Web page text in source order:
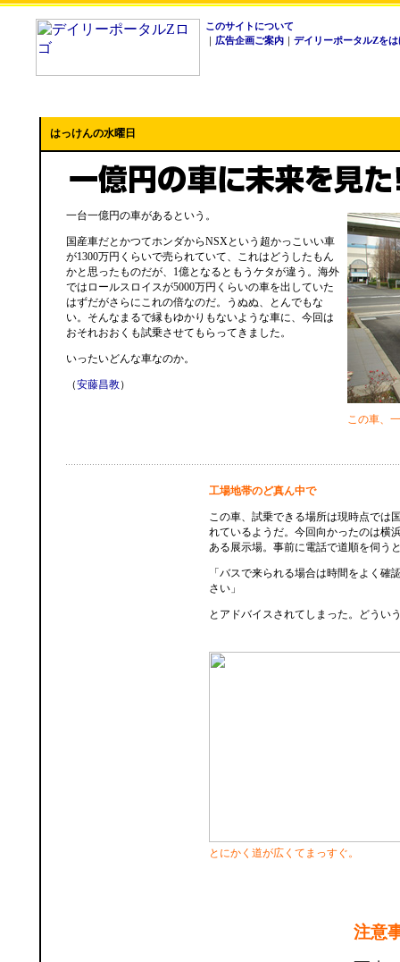
このサイトについて
｜ 広告企画ご案内 ｜ デイリーポータルZを
はっけんの水曜日
この車、
一台一億円の車があるという。
国産車だとかつてホンダからNSXという超かっこいい車
が1300万円くらいで売られていて、これはどうしたもん
かと思ったものだが、1億となるともうケタが違う。海外
ではロールスロイスが5000万円くらいの車を出していた
はずだがさらにこれの倍なのだ。うぬぬ、とんでもな
い。そんなまるで縁もゆかりもないような車に、今回は
おそれおおくも試乗させてもらってきました。
いったいどんな車なのか。
（安藤昌教）
工場地帯のど真ん中で
この車、試乗できる場所は現時点では
れているようだ。今回向かったのは横
ある展示場。事前に電話で道順を伺う
「バスで来られる場合は時間をよく
さい」
とアドバイスされてしまった。どうい
とにかく道が広くてまっすぐ。
注意